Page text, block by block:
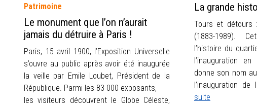
Patrimoine
Le monument que l’on n’aurait
jamais du détruire à Paris !
Paris, 15 avril 1900, l’Exposition Universelle
s’ouvre au public après avoir été inaugurée
la veille par Emile Loubet, Président de la
République. Parmi les 83 000 exposants,
les visiteurs découvrent le Globe Céleste,
La grande
Tours et détours
(1883-1989).
l’histoire du
l’inauguration
donne son nom
l’inauguration de
suite